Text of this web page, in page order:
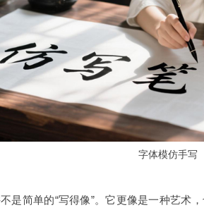
字体模仿手写
是简单的“写得像”。它更像是一种艺术